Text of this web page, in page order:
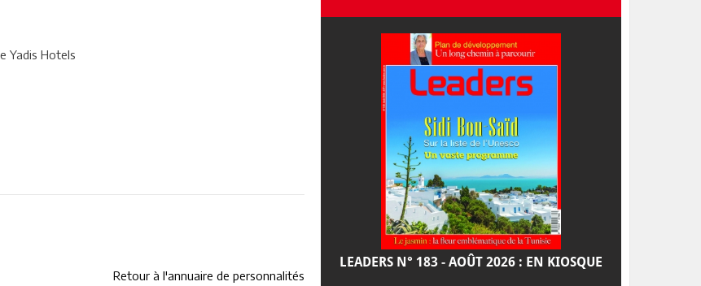
Yadis Hotels
Retour à l'annuaire de personnalités
LEADERS N° 183 - AOÛT 2026 : EN KIOSQUE